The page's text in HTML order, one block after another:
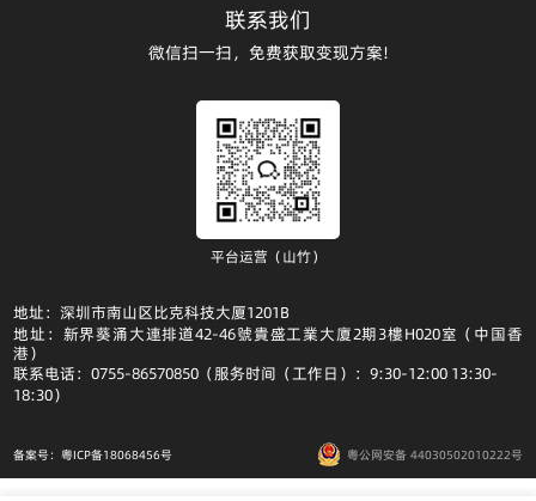
联系我们
微信扫一扫，免费获取变现方案!
平台运营（山竹）
地址：深圳市南山区比克科技大厦1201B
地址：新界葵涌大連排道42-46號貴盛工業大廈2期3樓H020室（中国香
港）
联系电话：0755-86570850（服务时间（工作日）：9:30-12:00 13:30-
18:30）
备案号：粤ICP备18068456号 粤公网安备 44030502010222号